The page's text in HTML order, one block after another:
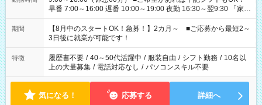
早番 7:00～16:00 遅番 10:00～19:00 夜勤 16:30～翌9:30 「家族
と休みを合わせたい」 「余裕を持って夕飯の準備がしたい」
「できれば残業はしたくない」 など、ご希望を教えてください
ね。 ※Wワーク希望の方へ 今ご覧のお仕事で希望する勤務時間
と、もう1つのお仕事の勤務時間。 合計で週40時間を超える場
合は応募できません。
期間
【8月中のスタートOK！急募！】2カ月～ ■ご応募から最短2～
3日後に就業が可能です！
特徴 履歴書不要 / 40～50代活躍中 / 服装自由 / シフト勤務 / 10名以
上の大量募集 / 電話対応なし / パソコンスキル不要
気になる！ 応募する 詳細へ